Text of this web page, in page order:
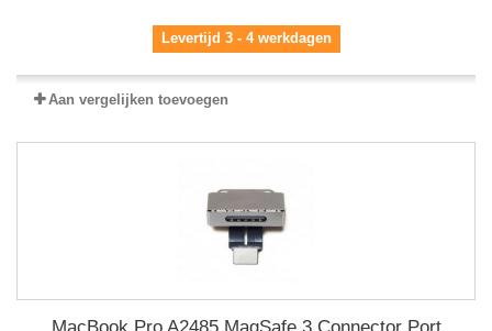
Levertijd 3 - 4 werkdagen
Aan vergelijken toevoegen